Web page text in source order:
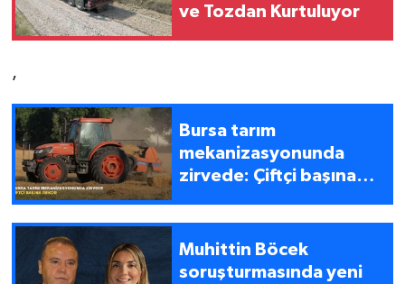
ve Tozdan Kurtuluyor
,
Bursa tarım
mekanizasyonunda
zirvede: Çiftçi başına
Muhittin Böcek
soruşturmasında yeni